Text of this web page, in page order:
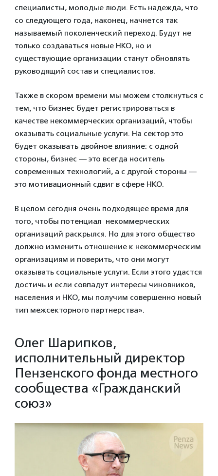
специалисты, молодые люди. Есть надежда, что
со следующего года, наконец, начнется так
называемый поколенческий переход. Будут не
только создаваться новые НКО, но и
существующие организации станут обновлять
руководящий состав и специалистов.
Также в скором времени мы можем столкнуться с
тем, что бизнес будет регистрироваться в
качестве некоммерческих организаций, чтобы
оказывать социальные услуги. На сектор это
будет оказывать двойное влияние: с одной
стороны, бизнес — это всегда носитель
современных технологий, а с другой стороны —
это мотивационный сдвиг в сфере НКО.
В целом сегодня очень подходящее время для
того, чтобы потенциал некоммерческих
организаций раскрылся. Но для этого общество
должно изменить отношение к некоммерческим
организациям и поверить, что они могут
оказывать социальные услуги. Если этого удастся
достичь и если совпадут интересы чиновников,
населения и НКО, мы получим совершенно новый
тип межсекторного партнерства».
Олег Шарипков,
исполнительный директор
Пензенского фонда местного
сообщества «Гражданский
союз»